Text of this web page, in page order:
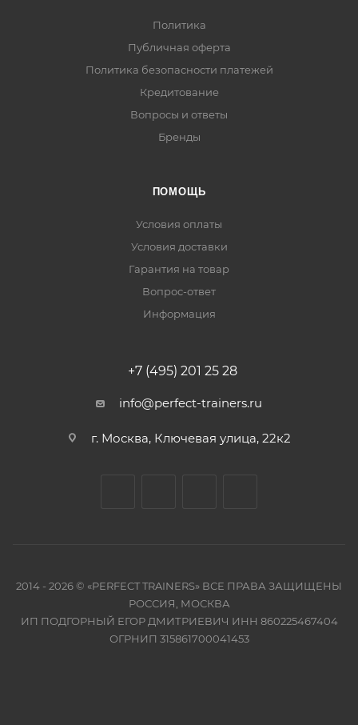
Политика
Публичная оферта
Политика безопасности платежей
Кредитование
Вопросы и ответы
Бренды
ПОМОЩЬ
Условия оплаты
Условия доставки
Гарантия на товар
Вопрос-ответ
Информация
+7 (495) 201 25 28
info@perfect-trainers.ru
г. Москва, Ключевая улица, 22к2
2014 - 2026 © «PERFECT TRAINERS» ВСЕ ПРАВА ЗАЩИЩЕНЫ
РОССИЯ, МОСКВА
ИП ПОДГОРНЫЙ ЕГОР ДМИТРИЕВИЧ ИНН 860225467404
ОГРНИП 315861700041453